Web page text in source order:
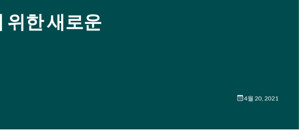
위한 새로운
4월 20, 2021